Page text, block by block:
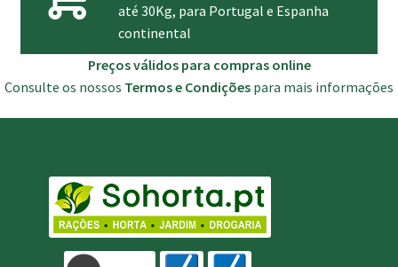
até 30Kg, para Portugal e Espanha
continental
Preços válidos para compras online
Consulte os nossos Termos e Condições para mais informações